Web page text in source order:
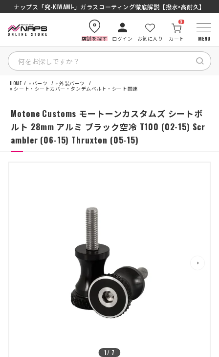
ナップス「究-KIWAMI-」ガラスコーティング徹底解説【撥水×高耐久】
SENA J30/J10を徹底比較｜コスパ最強インカムはどっち？初心者にもおすす
店舗を探す ログイン お気に入り カート
0
MENU
HOME
カテゴリから探す
ブランドから探す
店舗を探す
採用情報
特定商取引法に基づく表記
古物営業法に基づく表示/保険勧誘
方針
商品レビュー利用規約
返金ポリシー
HOME » パーツ » 外装パーツ
» シート・シートカバー・タンデムベルト・シート関連
Motone Customs モートーンカスタムズ シートボ
ルト 28mm アルミ ブラック空冷 T100 (02-15) Scr
ambler (06-15) Thruxton (05-15)
1/ 7
>